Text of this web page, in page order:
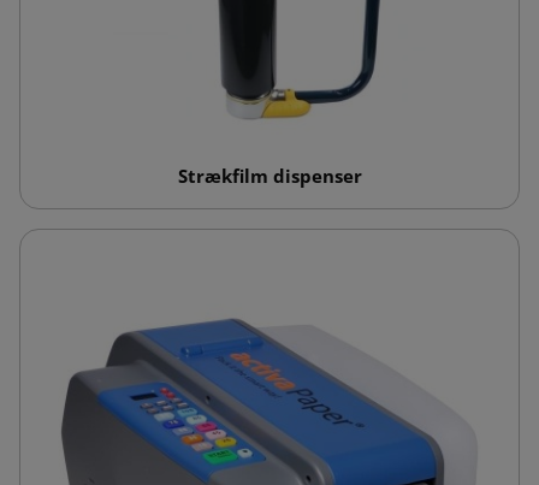
Strækfilm dispenser